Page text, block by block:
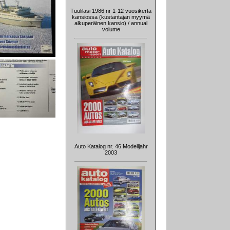
Tuulilasi 1986 nr 1-12 vuosikerta
kansiossa (kustantajan myymä
alkuperäinen kansio) / annual
volume
Auto Katalog nr. 46 Modelljahr
2003